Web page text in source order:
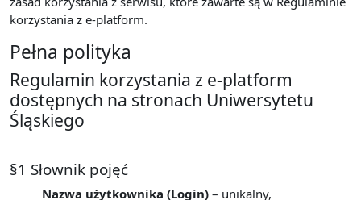
korzystania z e-platform.
Pełna polityka
Regulamin korzystania z e-platform
dostępnych na stronach Uniwersytetu
Śląskiego
§1 Słownik pojęć
Nazwa użytkownika (Login) – unikalny,